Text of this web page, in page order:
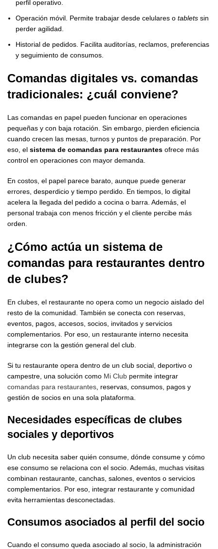
perfil operativo.
Operación móvil. Permite trabajar desde celulares o tablets sin
perder agilidad.
Historial de pedidos. Facilita auditorías, reclamos, preferencias
y seguimiento de consumos.
Comandas digitales vs. comandas
tradicionales: ¿cuál conviene?
Las comandas en papel pueden funcionar en operaciones
pequeñas y con baja rotación. Sin embargo, pierden eficiencia
cuando crecen las mesas, turnos y puntos de preparación. Por
eso, el sistema de comandas para restaurantes ofrece más
control en operaciones con mayor demanda.
En costos, el papel parece barato, aunque puede generar
errores, desperdicio y tiempo perdido. En tiempos, lo digital
acelera la llegada del pedido a cocina o barra. Además, el
personal trabaja con menos fricción y el cliente percibe más
orden.
¿Cómo actúa un sistema de
comandas para restaurantes dentro
de clubes?
En clubes, el restaurante no opera como un negocio aislado del
resto de la comunidad. También se conecta con reservas,
eventos, pagos, accesos, socios, invitados y servicios
complementarios. Por eso, un restaurante interno necesita
integrarse con la gestión general del club.
Si tu restaurante opera dentro de un club social, deportivo o
campestre, una solución como Mi Club permite integrar
comandas para restaurantes , reservas, consumos, pagos y
gestión de socios en una sola plataforma.
Necesidades específicas de clubes
sociales y deportivos
Un club necesita saber quién consume, dónde consume y cómo
ese consumo se relaciona con el socio. Además, muchas visitas
combinan restaurante, canchas, salones, eventos o servicios
complementarios. Por eso, integrar restaurante y comunidad
evita herramientas desconectadas.
Consumos asociados al perfil del socio
Cuando el consumo queda asociado al socio, la administración